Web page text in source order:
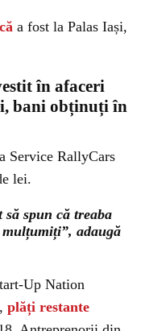
a fost la Palas Iași,
în afaceri
bani obținuți în
Service RallyCars
lei.
spun că treaba
adaugă
Up Nation
plăți restante